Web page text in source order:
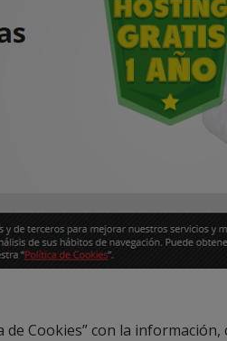
Cookies” con la información,